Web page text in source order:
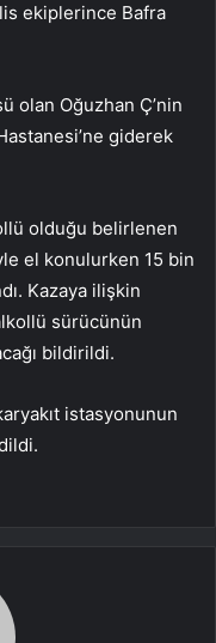
ekiplerince Bafra
olan Oğuzhan Ç’nin
giderek
olduğu belirlenen
el konulurken 15 bin
Kazaya ilişkin
sürücünün
bildirildi.
istasyonunun